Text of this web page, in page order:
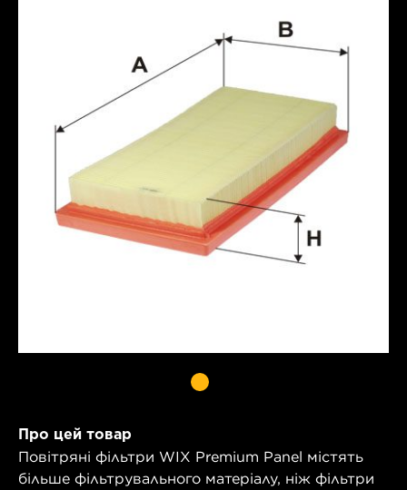
Про цей товар
Повітряні фільтри WIX Premium Panel містять
більше фільтрувального матеріалу, ніж фільтри